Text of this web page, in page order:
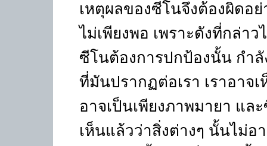
เหตุผลของซีโนจึงต้องผิดอ
ไม่เพียงพอ เพราะดังที่กล่า
ซีโนต้องการปกป้องนั้น กำลั
ที่มันปรากฏต่อเรา เราอาจ
อาจเป็นเพียงภาพมายา แล
เห็นแล้วว่าสิ่งต่างๆ นั้นไม่อ